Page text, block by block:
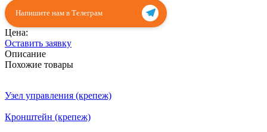
Напишите нам в Телеграм
Цена:
Оставить заявку
Описание
Похожие товары
Узел управления (крепеж)
Кронштейн (крепеж)